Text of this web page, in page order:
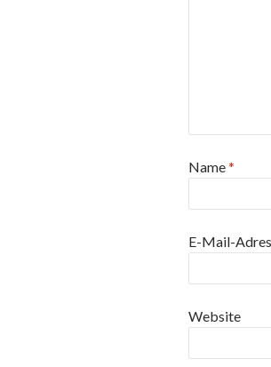
Name*
E-Mail-
Website